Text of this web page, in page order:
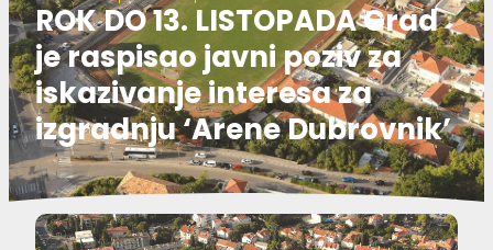
ROK DO 13. LISTOPADA Grad
je raspisao javni poziv za
iskazivanje interesa za
izgradnju ‘Arene Dubrovnik’